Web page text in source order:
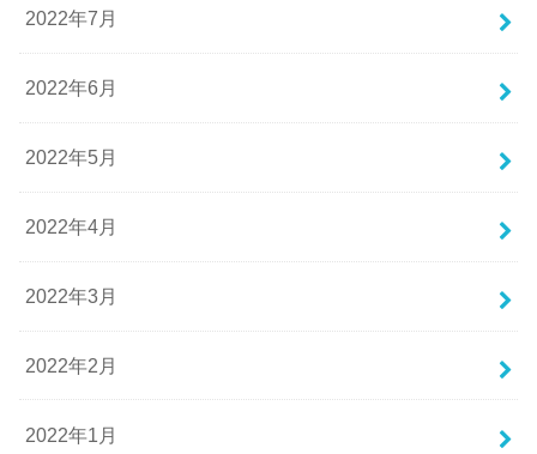
2022年7月
2022年6月
2022年5月
2022年4月
2022年3月
2022年2月
2022年1月